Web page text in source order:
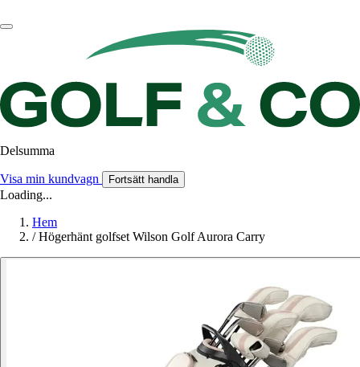
Delsumma
Visa min kundvagn Fortsätt handla
Loading...
Hem
/ Högerhänt golfset Wilson Golf Aurora Carry